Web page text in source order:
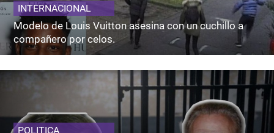
INTERNACIONAL
Modelo de Louis Vuitton asesina con un cuchillo a
compañero por celos.
POLITICA